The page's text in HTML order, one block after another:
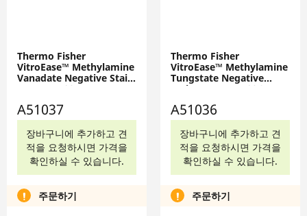
Thermo Fisher
VitroEase™ Methylamine
Vanadate Negative Stain,
5 mL, A51037
A51037
장바구니에 추가하고 견
적을 요청하시면 가격을
확인하실 수 있습니다.
주문하기
Thermo Fisher
VitroEase™ Methylamine
Tungstate Negative
Stain, 5 mL, A51036
A51036
장바구니에 추가하고 견
적을 요청하시면 가격을
확인하실 수 있습니다.
주문하기